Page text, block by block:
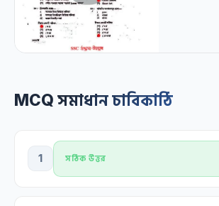
MCQ সমাধান চাবিকাঠি
1 সঠিক উত্তর